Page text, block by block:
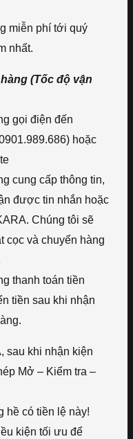
miễn phí tới quý
nhất.
(Tốc độ vận
gọi điện đến
hoặc
cung cấp thông tin,
được tin nhắn hoặc
Chúng tôi sẽ
cọc và chuyển hàng
thanh toán tiền
tiền sau khi nhận
sau khi nhận kiện
Mở – Kiểm tra –
hề có tiền lệ này!
kiện tối ưu để